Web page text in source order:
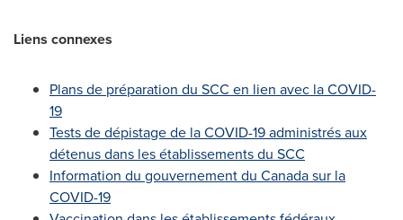
Liens connexes
Plans de préparation du SCC en lien avec la COVID-
19
Tests de dépistage de la COVID-19 administrés aux
détenus dans les établissements du SCC
Information du gouvernement du Canadasur la
COVID-19